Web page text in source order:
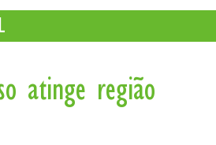
atinge região